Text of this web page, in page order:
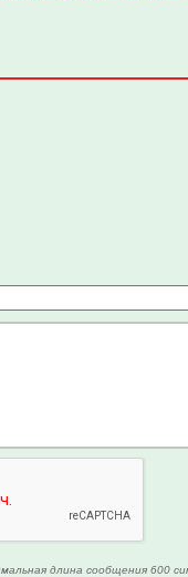
длина сообщения 600